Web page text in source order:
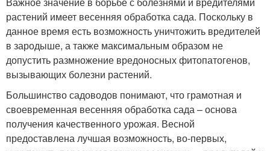
растений имеет весенняя обработка сада. Поскольку в
данное время есть возможность уничтожить вредителей
в зародыше, а также максимальным образом не
допустить размножение вредоносных фитопатогенов,
вызывающих болезни растений.
Большинство садоводов понимают, что грамотная и
своевременная весенняя обработка сада – основа
получения качественного урожая. Весной
предоставлена лучшая возможность, во-первых,